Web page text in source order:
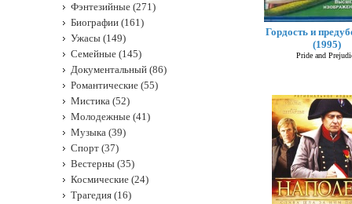
Гордость и
(1995)
Pride and
Фэнтезийные (271)
Биографии (161)
Ужасы (149)
Семейные (145)
Документальный (86)
Романтические (55)
Мистика (52)
Молодежные (41)
Музыка (39)
Спорт (37)
Вестерны (35)
Космические (24)
Трагедия (16)